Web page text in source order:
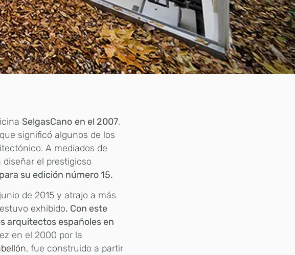
SelgasCano en el 2007,
significó algunos de los
A mediados de
el prestigioso
para su edición número 15.
de 2015 y atrajo a más
exhibido. Con este
arquitectos españoles en
en el 2000 por la
, fue construido a partir